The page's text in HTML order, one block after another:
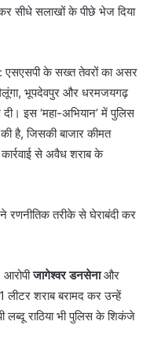
सीधे सलाखों के पीछे भेज दिया
​एसएसपी के सख्त तेवरों का असर
भूपदेवपुर और धरमजयगढ़
इस ‘महा-अभियान’ में पुलिस
है, जिसकी बाजार कीमत
से अवैध शराब के
रणनीतिक तरीके से घेराबंदी कर
आरोपीजागेश्वर डनसेनाऔर
शराब बरामद कर उन्हें
लब्दू राठिया भी पुलिस के शिकंजे